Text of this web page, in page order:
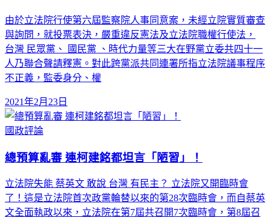
由於立法院行使第六屆監察院人事同意案，未經立院實質審查
與詢問，就投票表決，嚴重違反憲法及立法院職權行使法，
台灣 民眾黨、 國民黨 、時代力量等三大在野黨立委共四十一
人乃聯合聲請釋憲。對此跨黨派共同連署所指立法院議事程序
不正義，監委身分、權
2021年2月23日
國政評論
總預算亂審 連柯建銘都坦言「陋習」！
立法院失能 蔡英文 敢說 台灣 有民主？ 立法院又開臨時會
了！這是立法院首次政黨輪替以來的第28次臨時會，而自蔡英
文全面執政以來，立法院在第7屆共召開7次臨時會，第8屆召